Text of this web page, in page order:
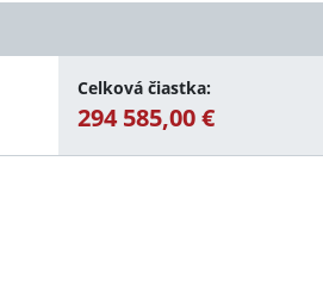
Celková čiastka:
294 585,00 €